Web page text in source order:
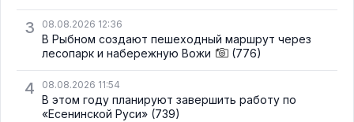
3 08.08.2026 12:36
В Рыбном создают пешеходный маршрут через
лесопарк и набережную Вожи
(776)
4 08.08.2026 11:54
В этом году планируют завершить работу по
«Есенинской Руси» (739)